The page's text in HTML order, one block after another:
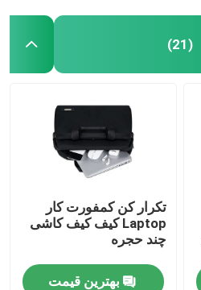
(21)
تکرار کن کمفورت کار
Laptop کیف کیف کاشی
چند حجره
بهترین قیمت